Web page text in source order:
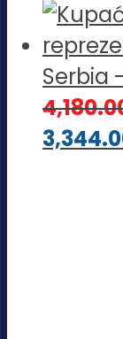
Serbia